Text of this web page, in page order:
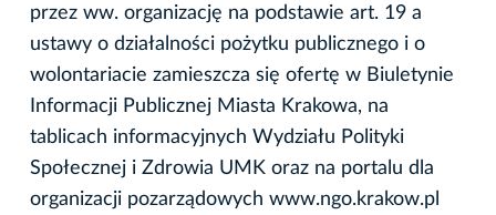
przez ww. organizację na podstawie art. 19 a
ustawy o działalności pożytku publicznego i o
wolontariacie zamieszcza się ofertę w Biuletynie
Informacji Publicznej Miasta Krakowa, na
tablicach informacyjnych Wydziału Polityki
Społecznej i Zdrowia UMK oraz na portalu dla
organizacji pozarządowych www.ngo.krakow.pl